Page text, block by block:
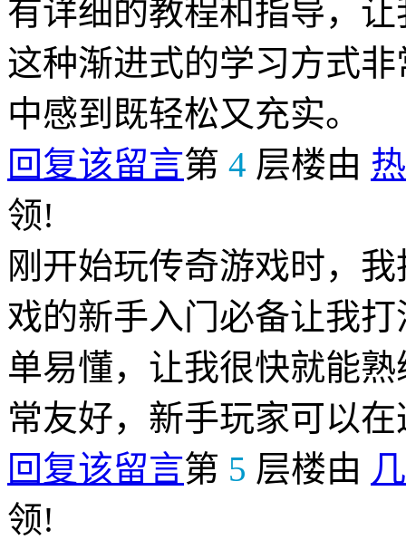
有详细的教程和指导，
这种渐进式的学习方式
中感到既轻松又充实。
回复该留言第 4 层楼由
领!
刚开始玩传奇游戏时，
戏的新手入门必备让我
单易懂，让我很快就能
常友好，新手玩家可以
回复该留言第 5 层楼由
领!